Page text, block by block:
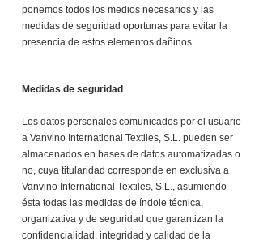
ponemos todos los medios necesarios y las
medidas de seguridad oportunas para evitar la
presencia de estos elementos dañinos.
Medidas de seguridad
Los datos personales comunicados por el usuario
a Vanvino International Textiles, S.L. pueden ser
almacenados en bases de datos automatizadas o
no, cuya titularidad corresponde en exclusiva a
Vanvino International Textiles, S.L., asumiendo
ésta todas las medidas de índole técnica,
organizativa y de seguridad que garantizan la
confidencialidad, integridad y calidad de la